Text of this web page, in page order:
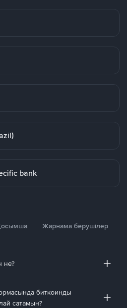
bank
Жарнама берушілер
не?
биткоинды
сатамын?